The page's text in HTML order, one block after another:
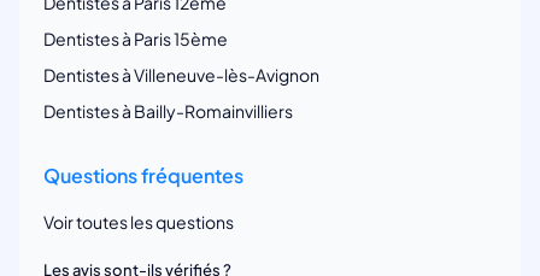
Dentistes à Paris 15ème
Dentistes à Villeneuve-lès-Avignon
Dentistes à Bailly-Romainvilliers
Questions fréquentes
Voir toutes les questions
Les avis sont-ils vérifiés ?